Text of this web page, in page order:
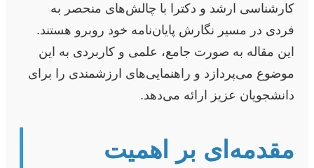
کارشناسی ارشد و دکترا با چالش‌های منحصر به
فردی در مسیر نگارش پایان‌نامه خود روبرو هستند.
این مقاله به صورت جامع، علمی و کاربردی به این
موضوع می‌پردازد و راهنمایی‌های ارزشمندی را برای
دانشجویان عزیز ارائه می‌دهد.
مقدمه‌ای بر اهمیت